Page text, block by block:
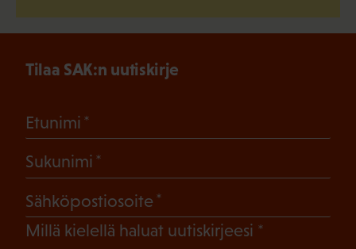
Tilaa SAK:n uutiskirje
Etunimi
Sukunimi
Sähköpostiosoite
Millä kielellä haluat uutiskirjeesi (Pakollinen)